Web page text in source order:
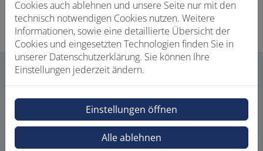
Unser Angebot für Sie
Cookies auch ablehnen und unsere Seite nur mit den
technisch notwendigen Cookies nutzen. Weitere
Informationen, sowie eine detaillierte Übersicht der
Cookies und eingesetzten Technologien finden Sie in
unserer Datenschutzerklärung. Sie können Ihre
Einstellungen jederzeit ändern.
Einstellungen öffnen
Alle ablehnen